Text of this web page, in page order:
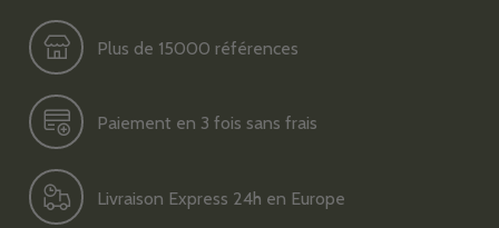
Plus de 15000 références
Paiement en 3 fois sans frais
Livraison Express 24h en Europe